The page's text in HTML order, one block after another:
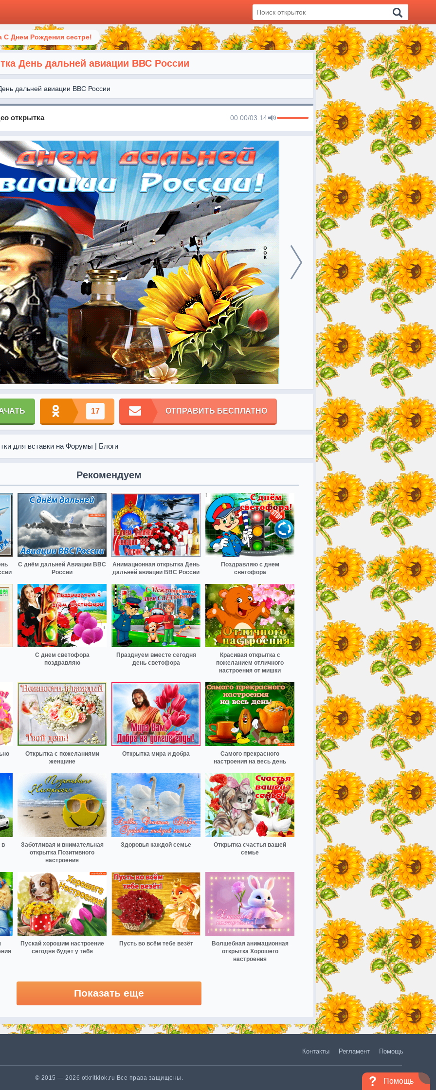
С Днем Рождения сестре!
День дальней авиации ВВС России
дальней авиации ВВС России
открытка 00:00/03:14
17 ОТПРАВИТЬ БЕСПЛАТНО
для вставки на Форумы | Блоги
Рекомендуем
С днём дальней Авиации ВВС
России
Анимационная открытка День
дальней авиации ВВС России
Поздравляю с днем
светофора
С днем светофора
поздравляю
Празднуем вместе сегодня
день светофора
Красивая открытка с
пожеланием отличного
настроения от мишки
Открытка с пожеланиями
женщине
Открытка мира и добра
Самого прекрасного
настроения на весь день
в
Заботливая и внимательная
открытка Позитивного
настроения
Здоровья каждой семье
Открытка счастья вашей
семье
Пускай хорошим настроение
сегодня будет у тебя
Пусть во всём тебе везёт
Волшебная анимационная
открытка Хорошего
настроения
Показать еще
Помощь
Контакты Регламент Помощь
© 2015 — 2026 otkritkiok.ru Все права защищены.